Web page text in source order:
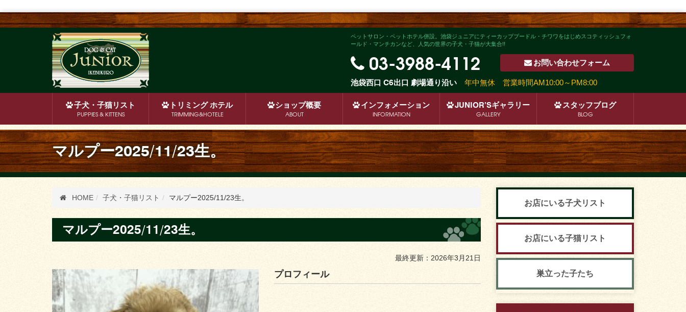
ペットサロン・ペットホテル併設。池袋ジュニアにティーカッププードル・チワワをはじめスコティッシュフォ
ールド・マンチカンなど、人気の世界の子犬・子猫が大集合!!
03-3988-4112 お問い合わせフォーム
池袋西口 C6出口 劇場通り沿い 年中無休 営業時間AM10:00～PM8:00
子犬・子猫リスト
PUPPIES & KITTENS
トリミングホテル
TRIMMING&HOTELE
ショップ概要
ABOUT
インフォメーション
INFORMATION
JUNIOR’Sギャラリー
GALLERY
スタッフブログ
BLOG
マルプー2025/11/23生。
HOME 子犬・子猫リスト マルプー2025/11/23生。
マルプー2025/11/23生。
最終更新：2026年3月21日
プロフィール
お店にいる子犬リスト
お店にいる子猫リスト
巣立った子たち